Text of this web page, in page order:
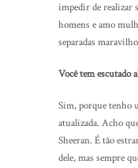
impedir de realizar
homens e amo
separadas
Você tem escutado
Sim, porque tenho
atualizada. Acho
Sheeran. É tão
dele, mas sempre